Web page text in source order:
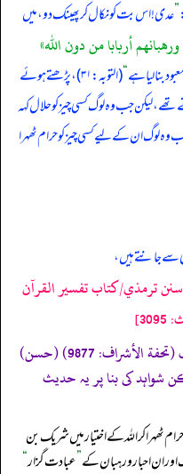
”عدی! اس بت کو نکال کر پھینک دو، میں
أربابا من دون الله»
بنا لیا ہے“
(التوبہ: ۳۱)، پڑھتے ہوئے
لیکن جب وہ لوگ کسی چیز کو حلال کہہ
لوگ ان کے لیے کسی چیز کو حرام ٹھہرا
جانتے ہیں،
ترمذي/كتاب تفسير القرآن
«تفرد بہ المؤلف (تحفة الأشراف: 9877) (حسن)
کی بنا پر یہ حدیث
ٹھہرا کر اللہ کے اختیار میں شریک بن
ان احبار و رہبان کے”عبادت گزار“